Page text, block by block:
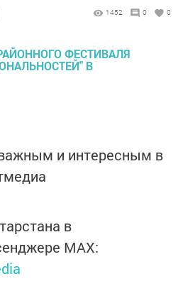
1452 0 0
и интересным в
в
MАХ: